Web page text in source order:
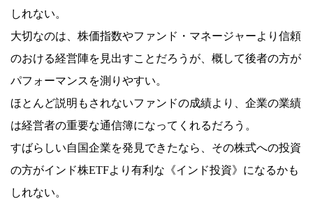
しれない。
大切なのは、株価指数やファンド・マネージャーより信頼
のおける経営陣を見出すことだろうが、概して後者の方が
パフォーマンスを測りやすい。
ほとんど説明もされないファンドの成績より、企業の業績
は経営者の重要な通信簿になってくれるだろう。
すばらしい自国企業を発見できたなら、その株式への投資
の方がインド株ETFより有利な《インド投資》になるかも
しれない。